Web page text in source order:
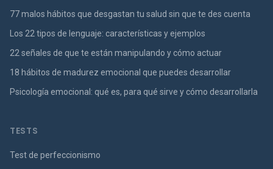
77 malos hábitos que desgastan tu salud sin que te des cuenta
Los 22 tipos de lenguaje: características y ejemplos
22 señales de que te están manipulando y cómo actuar
18 hábitos de madurez emocional que puedes desarrollar
Psicología emocional: qué es, para qué sirve y cómo desarrollarla
TESTS
Test de perfeccionismo